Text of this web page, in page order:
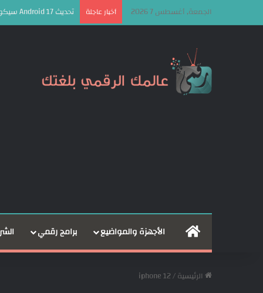
الجمعة, أغسطس 7 2026 أخبار عاجلة تحديث Android 17 سيكون الأخير لهذه الهواتف من سامسونج
الرئيسيةالأجهزة والمواضيع برامج رقمي
الرئيسية/
iphone 12